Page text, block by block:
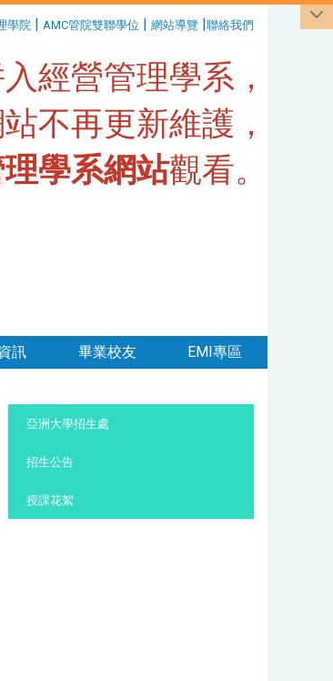
學院 | AMC管院雙聯學位 | 網站導覽 |聯絡我們
經營管理學系，
不再更新維護，
學系網站觀看。
訊 畢業校友 EMI專區
亞洲大學招生處
招生公告
授課花絮